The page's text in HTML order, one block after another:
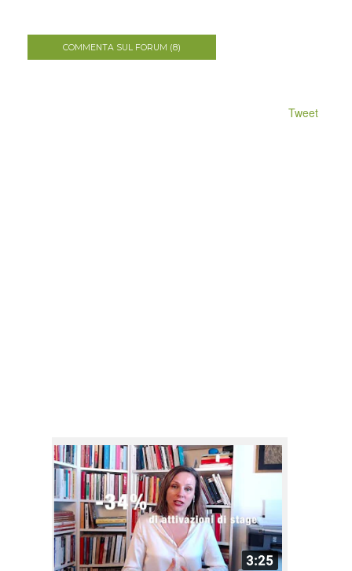
COMMENTA SUL FORUM (8)
Tweet